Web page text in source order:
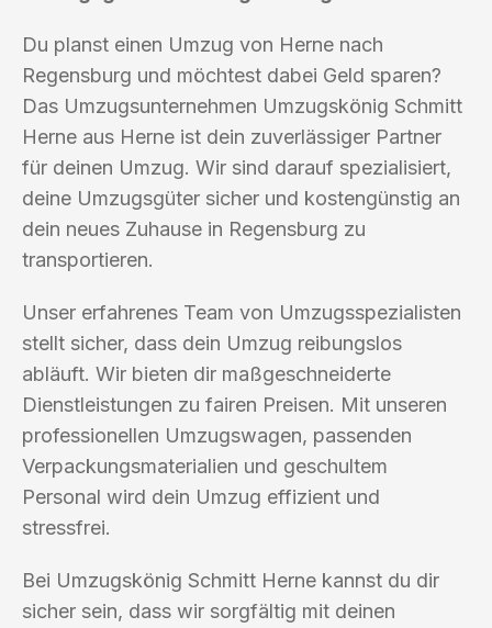
Du planst einen Umzug von Herne nach
Regensburg und möchtest dabei Geld sparen?
Das Umzugsunternehmen Umzugskönig Schmitt
Herne aus Herne ist dein zuverlässiger Partner
für deinen Umzug. Wir sind darauf spezialisiert,
deine Umzugsgüter sicher und kostengünstig an
dein neues Zuhause in Regensburg zu
transportieren.
Unser erfahrenes Team von Umzugsspezialisten
stellt sicher, dass dein Umzug reibungslos
abläuft. Wir bieten dir maßgeschneiderte
Dienstleistungen zu fairen Preisen. Mit unseren
professionellen Umzugswagen, passenden
Verpackungsmaterialien und geschultem
Personal wird dein Umzug effizient und
stressfrei.
Bei Umzugskönig Schmitt Herne kannst du dir
sicher sein, dass wir sorgfältig mit deinen